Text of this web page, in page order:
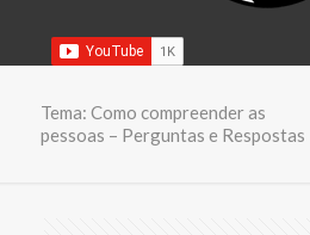
Tema: Como compreender as
pessoas – Perguntas e Respostas